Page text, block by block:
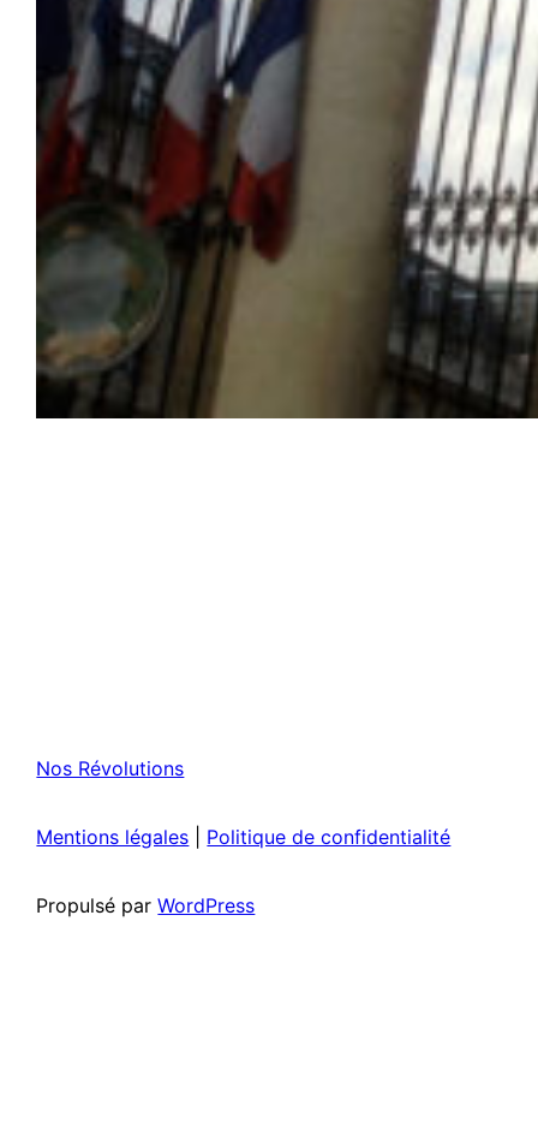
Nos Révolutions
Mentions légales Politique de confidentialité
Propulsé parWordPress